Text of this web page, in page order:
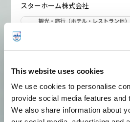
This website uses cookies
We use cookies to personalise
provide social media features and
We also share information about
スターホーム株式会社
観光・旅行（ホテル・レストラン他）
1972年にバンコクで創業したタイ・
レストラン」を運営。ケータリング
Group」も展開。